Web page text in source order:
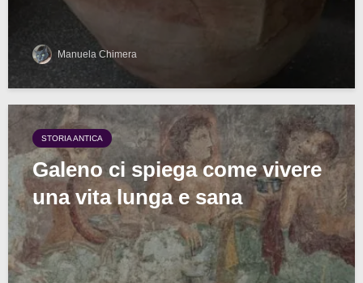
Manuela Chimera
STORIA ANTICA
Galeno ci spiega come vivere
una vita lunga e sana